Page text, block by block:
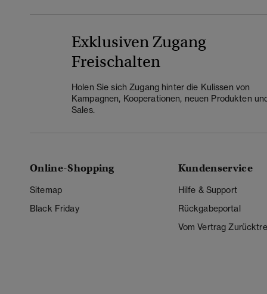
Exklusiven Zugang
Freischalten
Holen Sie sich Zugang hinter die Kulissen von
Kampagnen, Kooperationen, neuen Produkten
Sales.
Online-Shopping
Sitemap
Black Friday
Kundenservice
Hilfe & Support
Rückgabeportal
Vom Vertrag